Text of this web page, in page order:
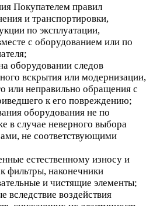
Покупателем правил
и транспортировки,
по эксплуатации,
с оборудованием или по
оборудовании следов
вскрытия или модернизации,
или неправильно обращения с
к его повреждению;
оборудования не по
в случае неверного выбора
не соответствующими
естественному износу и
фильтры, наконечники
и чистящие элементы;
вследствие воздействия